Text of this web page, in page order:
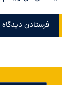
فرستادن دیدگاه